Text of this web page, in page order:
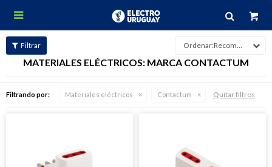

Recomendados
MATERIALES ELÉCTRICOS: MARCA CONTACTUM
Filtrando por: Materiales eléctricos Contactum Quitar filtros